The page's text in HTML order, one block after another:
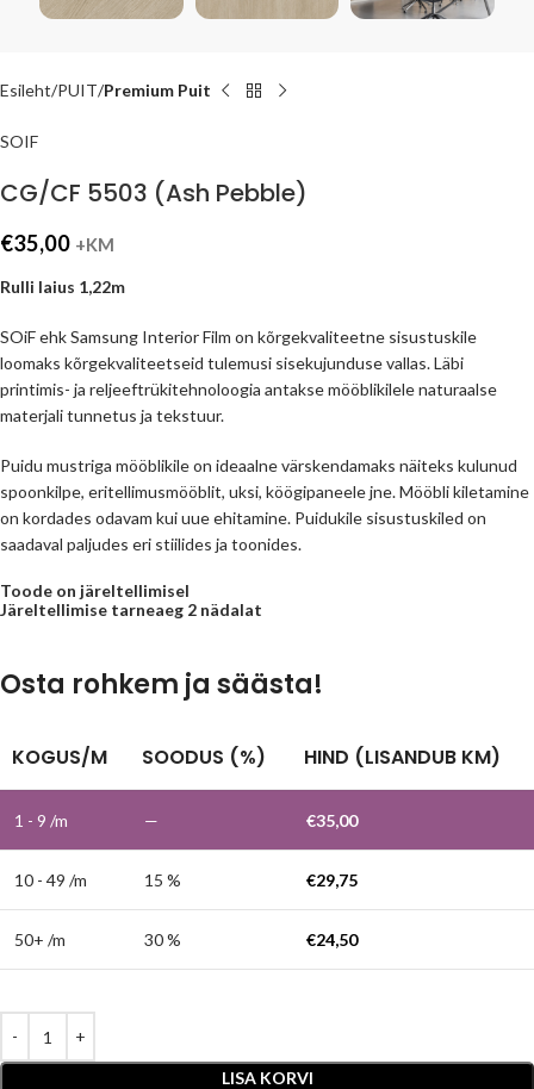
Esileht PUIT Premium Puit
SOIF
CG/CF 5503 (Ash Pebble)
€35,00 +KM
Rulli laius 1,22m
SOiF ehk Samsung Interior Film on kõrgekvaliteetne sisustuskile
loomaks kõrgekvaliteetseid tulemusi sisekujunduse vallas. Läbi
printimis- ja reljeeftrükitehnoloogia antakse mööblikilele naturaalse
materjali tunnetus ja tekstuur.
Puidu mustriga mööblikile on ideaalne värskendamaks näiteks kulunud
spoonkilpe, eritellimusmööblit, uksi, köögipaneele jne. Mööbli kiletamine
on kordades odavam kui uue ehitamine. Puidukile sisustuskiled on
saadaval paljudes eri stiilides ja toonides.
Toode on järeltellimisel
Järeltellimise tarneaeg 2 nädalat
Osta rohkem ja säästa!
KOGUS/M SOODUS (%) HIND (LISANDUB KM)
1 - 9 /m — €35,00
10 - 49 /m 15 % €29,75
50+ /m 30 % €24,50
LISA KORVI